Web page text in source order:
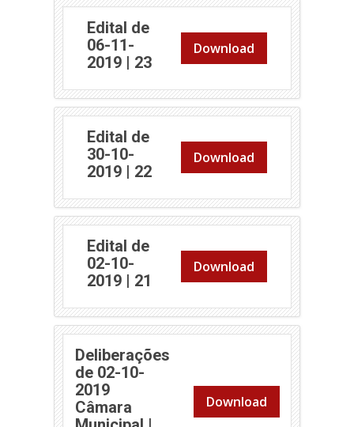
Edital de
06-11-
2019 | 23(abre em nova janela)
Download
Edital de
30-10-
2019 | 22(abre em nova janela)
Download
Edital de
02-10-
2019 | 21 (abre em nova janela)
Download
Deliberações
de 02-10-
2019
Câmara
Download